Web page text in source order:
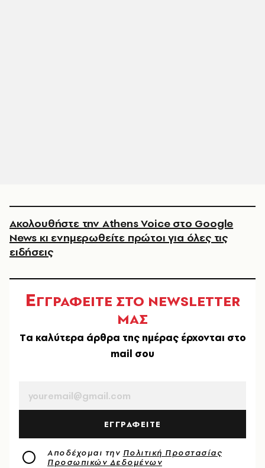
Ακολουθήστε την Athens Voice στο Google
News κι ενημερωθείτε πρώτοι για όλες τις
ειδήσεις
ΕΓΓΡΑΦΕΙΤΕ ΣΤΟ NEWSLETTER
ΜΑΣ
Tα καλύτερα άρθρα της ημέρας έρχονται στο
mail σου
ΕΓΓΡΑΦΕΙΤΕ
Αποδέχομαι την Πολιτική Προστασίας
Προσωπικών Δεδομένων